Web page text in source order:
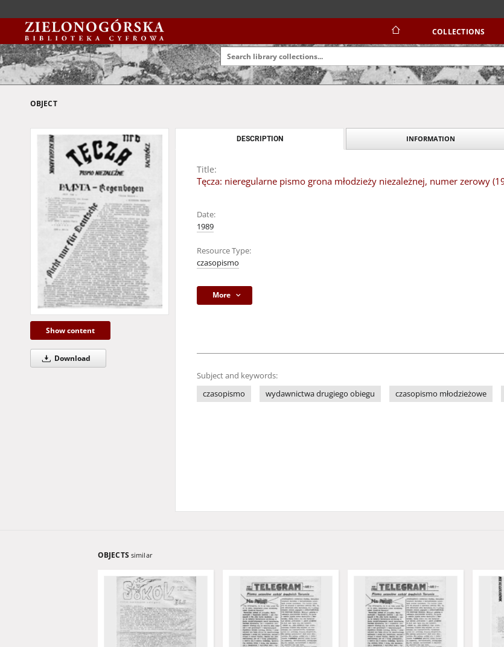
COLLECTIONS
OBJECT
Show content
Download
DESCRIPTION INFORMATION
Title:
Tęcza: nieregularne pismo grona młodzieży niezależnej, numer zerowy
Date:
1989
Resource Type:
czasopismo
More
Subject and keywords:
czasopismo
wydawnictwa drugiego obiegu czasopismo młodzieżowe
OBJECTS similar